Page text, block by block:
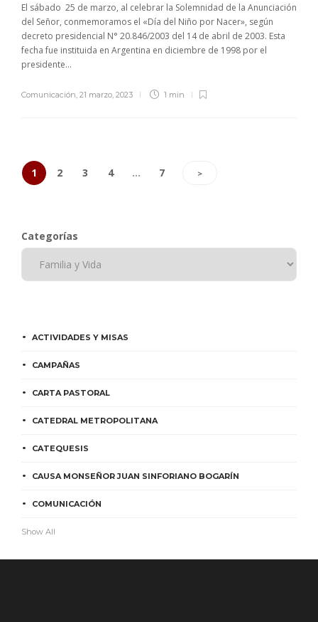
El sábado 25 de marzo, al celebrar la Solemnidad de la Anunciación
del Señor, conmemoramos el «Día del Niño por Nacer», según
decreto presidencial N° 20.846/2003 del 14 de abril de 2003. Esta
fecha fue instituida en Argentina en diciembre de 1998 por el
presidente...
Comunicación, 21 marzo, 2023 1 min
1 2 3 4 … 7 >
Categorías
ACTIVIDADES Y MISAS
CAMPAÑAS
CARTA PASTORAL
CATEDRAL METROPOLITANA
CATEQUESIS
CAUSA MONSEÑOR JUAN SINFORIANO BOGARÍN
COMUNICACIÓN
Show All